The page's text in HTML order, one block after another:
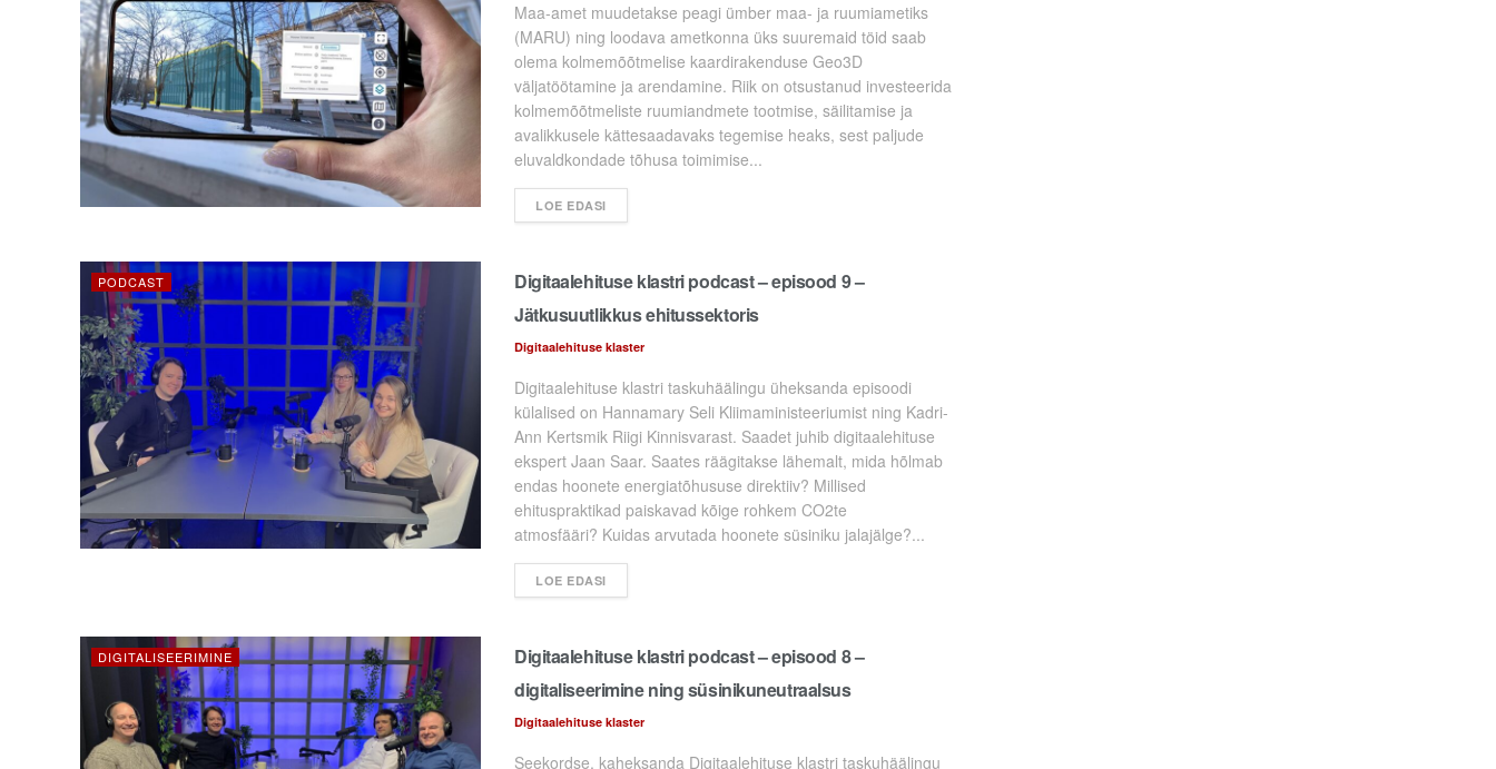
Maa-amet muudetakse peagi ümber maa- ja ruumiametiks
(MARU) ning loodava ametkonna üks suuremaid töid saab
olema kolmemõõtmelise kaardirakenduse Geo3D
väljatöötamine ja arendamine. Riik on otsustanud investeerida
kolmemõõtmeliste ruumiandmete tootmise, säilitamise ja
avalikkusele kättesaadavaks tegemise heaks, sest paljude
eluvaldkondade tõhusa toimimise...
LOE EDASI
PODCAST
Digitaalehituse klastri podcast – episood 9 –
Jätkusuutlikkus ehitussektoris
Digitaalehituse klaster
Digitaalehituse klastri taskuhäälingu üheksanda episoodi
külalised on Hannamary Seli Kliimaministeeriumist ning Kadri-
Ann Kertsmik Riigi Kinnisvarast. Saadet juhib digitaalehituse
ekspert Jaan Saar. Saates räägitakse lähemalt, mida hõlmab
endas hoonete energiatõhususe direktiiv? Millised
ehituspraktikad paiskavad kõige rohkem CO2te
atmosfääri? Kuidas arvutada hoonete süsiniku jalajälge?...
LOE EDASI
DIGITALISEERIMINE
Digitaalehituse klastri podcast – episood 8 –
digitaliseerimine ning süsinikuneutraalsus
Digitaalehituse klaster
Seekordse, kaheksanda Digitaalehituse klastri taskuhäälingu